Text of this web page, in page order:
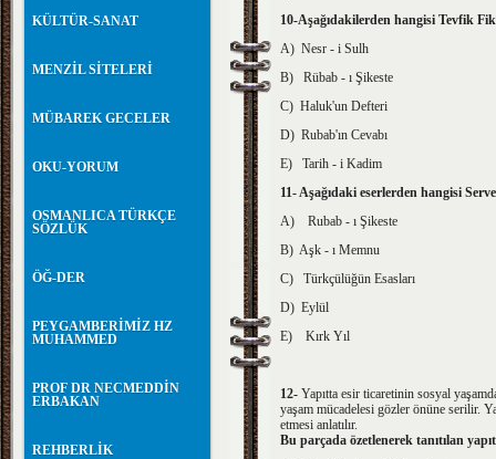
KÜLTÜR-SANAT
MENZİL SİTELERİ
MÜBAREK GECELER
OKU-YORUM
OSMANLICA TÜRKÇE
SÖZLÜK
ÖĞ-DER
PEYGAMBERİMİZ HZ
MUHAMMED
PROF DR NECMEDDİN
ERBAKAN
REHBERLİK
10-Aşağıdakilerden hangisi Tevfik
A) Nesr - i Sulh
B) Rübab - ı Şikeste
C) Haluk'un Defteri
D) Rubab'ın Cevabı
E) Tarih - i Kadim
11- Aşağıdaki eserlerden hangisi
A) Rubab - ı Şikeste
B) Aşk - ı Memnu
C) Türkçülüğün Esasları
D) Eylül
E) Kırk Yıl
12- Yapıtta esir ticaretinin sosyal
yaşam mücadelesi gözler önüne serilir.
etmesi anlatılır.
Bu parçada özetlenerek